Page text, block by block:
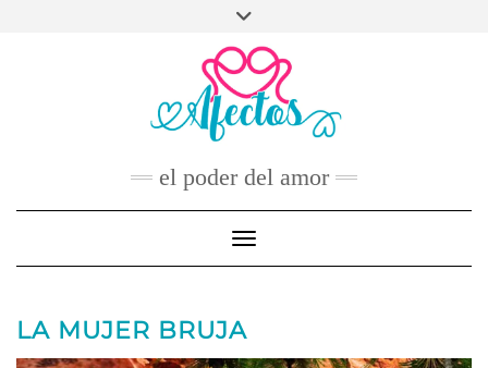
FACEBOOK
TWITTER
INSTAGRAM
PINTEREST
CONTACTO
el poder del amor
Toggle Navigation
LA MUJER BRUJA